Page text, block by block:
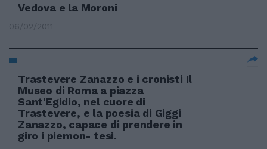
Vedova e la Moroni
06/02/2011
Trastevere Zanazzo e i cronisti Il
Museo di Roma a piazza
Sant'Egidio, nel cuore di
Trastevere, e la poesia di Giggi
Zanazzo, capace di prendere in
giro i piemon- tesi.